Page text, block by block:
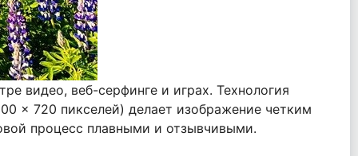
видео, веб-серфинге и играх. Технология
x 720 пикселей) делает изображение четким
процесс плавными и отзывчивыми.